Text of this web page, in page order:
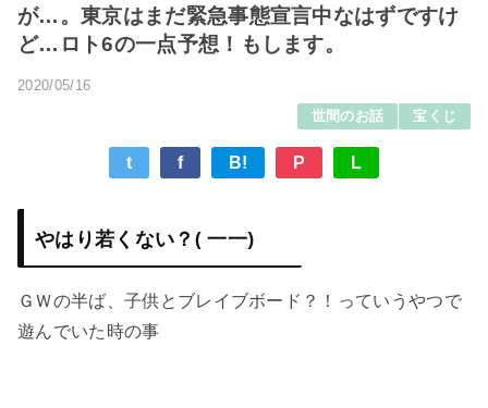
が…。東京はまだ緊急事態宣言中なはずですけ
ど…ロト6の一点予想！もします。
2020/05/16
世間のお話
宝くじ
t f B! P L
やはり若くない？( 一一)
ＧＷの半ば、子供とブレイブボード？！っていうやつで
遊んでいた時の事